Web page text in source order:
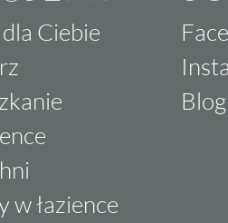
Ciebie
w łazience
Blog